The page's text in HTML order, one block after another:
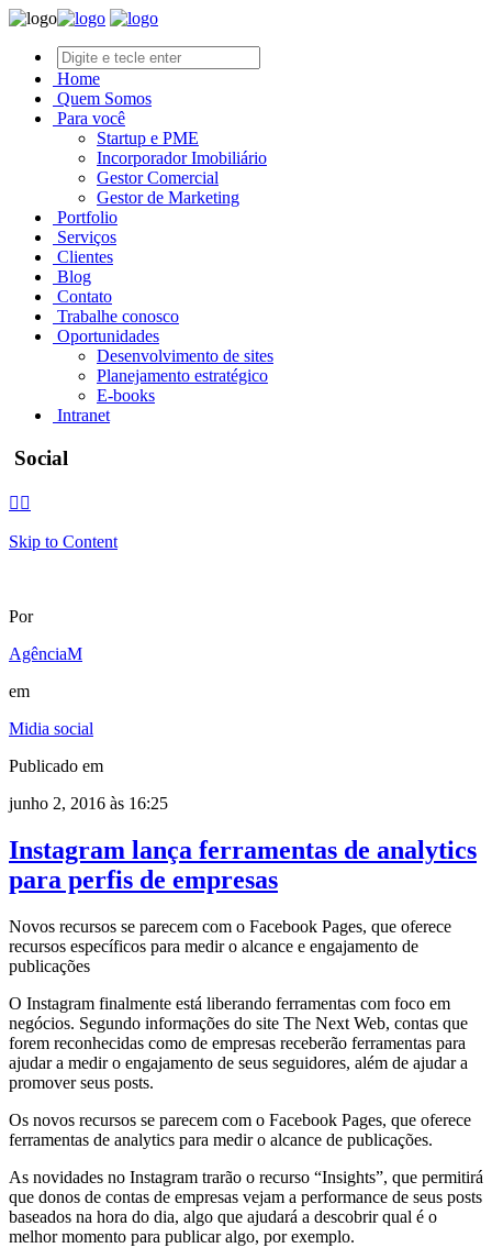
Home
Quem Somos
Para você
Startup e PME
Incorporador Imobiliário
Gestor Comercial
Gestor de Marketing
Portfolio
Serviços
Clientes
Blog
Contato
Trabalhe conosco
Oportunidades
Desenvolvimento de sites
Planejamento estratégico
E-books
Intranet
Social
 
Skip to Content
Por
AgênciaM
em
Midia social
Publicado em
junho 2, 2016 às 16:25
Instagram lança ferramentas de analytics
para perfis de empresas
Novos recursos se parecem com o Facebook Pages, que oferece
recursos específicos para medir o alcance e engajamento de
publicações
O Instagram finalmente está liberando ferramentas com foco em
negócios. Segundo informações do site The Next Web, contas que
forem reconhecidas como de empresas receberão ferramentas para
ajudar a medir o engajamento de seus seguidores, além de ajudar a
promover seus posts.
Os novos recursos se parecem com o Facebook Pages, que oferece
ferramentas de analytics para medir o alcance de publicações.
As novidades no Instagram trarão o recurso “Insights”, que permitirá
que donos de contas de empresas vejam a performance de seus posts
baseados na hora do dia, algo que ajudará a descobrir qual é o
melhor momento para publicar algo, por exemplo.